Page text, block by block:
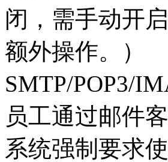
闭，需手动开
额外操作。）
SMTP/POP3/
员工通过邮件
系统强制要求